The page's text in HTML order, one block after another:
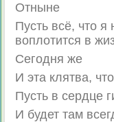
Отныне
Пусть всё, что
воплотится в
Сегодня же
И эта клятва,
Пусть в сердце
И будет там